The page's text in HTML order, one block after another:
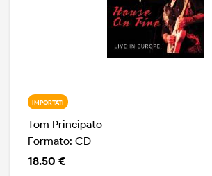
IMPORTATI
Tom Principato
Formato: CD
18.50 €